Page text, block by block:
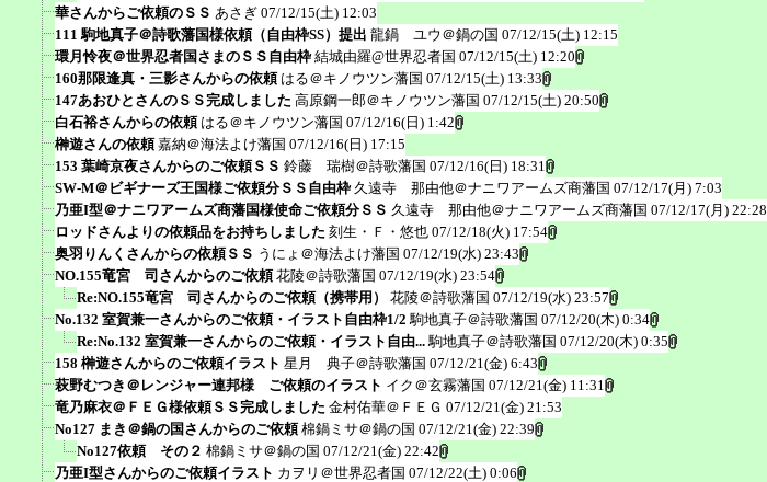
華さんからご依頼のＳＳ あさぎ 07/12/15(土) 12:03
111 駒地真子＠詩歌藩国様依頼（自由枠SS）提出 龍鍋 ユウ＠鍋の国 07/12/15(土) 12:15
環月怜夜＠世界忍者国さまのＳＳ自由枠 結城由羅@世界忍者国 07/12/15(土) 12:20
160那限逢真・三影さんからの依頼 はる＠キノウツン藩国 07/12/15(土) 13:33
147あおひとさんのＳＳ完成しました 高原鋼一郎＠キノウツン藩国 07/12/15(土) 20:50
白石裕さんからの依頼 はる＠キノウツン藩国 07/12/16(日) 1:42
榊遊さんの依頼 嘉納＠海法よけ藩国 07/12/16(日) 17:15
153 葉崎京夜さんからのご依頼ＳＳ 鈴藤 瑞樹＠詩歌藩国 07/12/16(日) 18:31
SW-M＠ビギナーズ王国様ご依頼分ＳＳ自由枠 久遠寺 那由他＠ナニワアームズ商藩国 07/12/17(月) 7:03
乃亜I型＠ナニワアームズ商藩国様使命ご依頼分ＳＳ 久遠寺 那由他＠ナニワアームズ商藩国 07/12/17(月) 22:28
ロッドさんよりの依頼品をお持ちしました 刻生・Ｆ・悠也 07/12/18(火) 17:54
奥羽りんくさんからの依頼ＳＳ うにょ＠海法よけ藩国 07/12/19(水) 23:43
NO.155竜宮 司さんからのご依頼 花陵＠詩歌藩国 07/12/19(水) 23:54
Re:NO.155竜宮 司さんからのご依頼（携帯用）
花陵＠詩歌藩国 07/12/19(水) 23:57
No.132 室賀兼一さんからのご依頼・イラスト自由枠1/2 駒地真子＠詩歌藩国 07/12/20(木) 0:34
Re:No.132 室賀兼一さんからのご依頼・イラスト自由... 駒地真子＠詩歌藩国 07/12/20(木) 0:35
158 榊遊さんからのご依頼イラスト 星月 典子＠詩歌藩国 07/12/21(金) 6:43
萩野むつき＠レンジャー連邦様 ご依頼のイラスト イク＠玄霧藩国 07/12/21(金) 11:31
竜乃麻衣＠ＦＥＧ様依頼ＳＳ完成しました 金村佑華＠ＦＥＧ 07/12/21(金) 21:53
No127 まき＠鍋の国さんからのご依頼 棉鍋ミサ＠鍋の国 07/12/21(金) 22:39
No127依頼 その２ 棉鍋ミサ＠鍋の国 07/12/21(金) 22:42
乃亜I型さんからのご依頼イラスト カヲリ＠世界忍者国 07/12/22(土) 0:06